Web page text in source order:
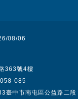
08/06
363號4樓
085
臺中市南屯區公益路二段